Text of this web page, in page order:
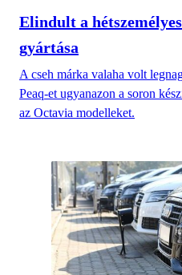
Elindult a
gyártása
A cseh márka valaha volt
Peaq-et ugyanazon a soron
az Octavia modelleket.